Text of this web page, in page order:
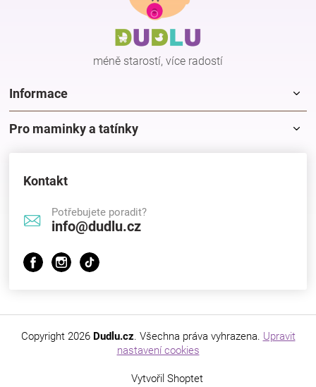
méně starostí, více radostí
Informace
Pro maminky a tatínky
Kontakt
Potřebujete poradit?
info@dudlu.cz
Vytvořil Shoptet
Copyright 2026 Dudlu.cz. Všechna práva vyhrazena. Upravit
nastavení cookies